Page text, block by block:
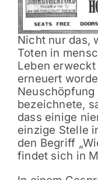
Nicht nur das,
Toten in
Leben
erneuert
bezeichnete,
dass einige
einzige Stelle
den Begriff
findet sich in